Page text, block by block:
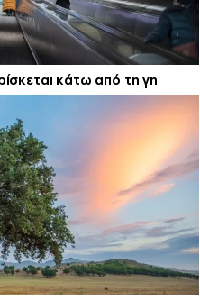
κάτω από τη γη